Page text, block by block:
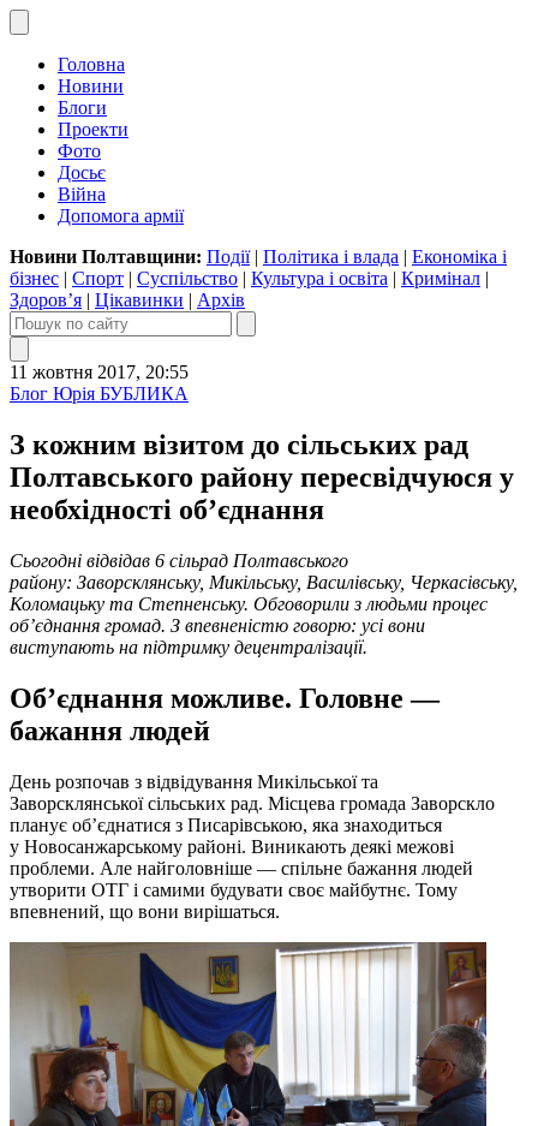
Головна
Новини
Блоги
Проекти
Фото
Досьє
Війна
Допомога армії
Новини Полтавщини: Події| Політика і влада | Економіка і
бізнес | Спорт | Суспільство | Культура і освіта | Кримінал |
Здоров’я | Цікавинки | Архів
11 жовтня 2017, 20:55
Блог Юрія БУБЛИКА
З кожним візитом до сільських рад
Полтавського району пересвідчуюся у
необхідності об’єднання
Сьогодні відвідав 6 сільрад Полтавського
району: Заворсклянську, Микільську, Василівську, Черкасівську,
Коломацьку та Степненську. Обговорили з людьми процес
об’єднання громад. З впевненістю говорю: усі вони
виступають на підтримку децентралізації.
Об’єднання можливе. Головне —
бажання людей
День розпочав з відвідування Микільської та
Заворсклянської сільських рад. Місцева громада Заворскло
планує об’єднатися з Писарівською, яка знаходиться
у Новосанжарському районі. Виникають деякі межові
проблеми. Але найголовніше — спільне бажання людей
утворити ОТГ і самими будувати своє майбутнє. Тому
впевнений, що вони вирішаться.